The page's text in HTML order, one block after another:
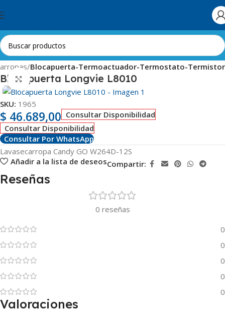
Skip to navigation
Blocapuerta-Termoactuador-Termostato-Termistor
Blocapuerta Longvie L8010
Clic para ampliar
SKU: 1965
$ 46.689,00 Consultar Disponibilidad
Consultar Disponibilidad
Consultar Por WhatsApp
Lavasecarropa Candy GO W264D-12S
Añadir a la lista de deseosCompartir:
Reseñas
0 reseñas
0
0
0
0
0
Valoraciones